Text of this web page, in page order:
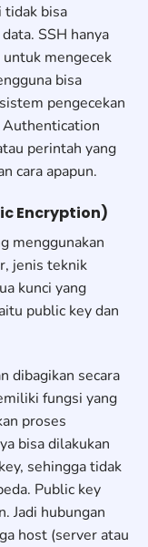
tidak bisa
SSH hanya
mengecek
bisa
pengecekan
perintah yang
cara apapun.
Encryption)
menggunakan
jenis teknik
kunci yang
public key dan
dibagikan secara
fungsi yang
proses
bisa dilakukan
sehingga tidak
Public key
Jadi hubungan
host (server atau